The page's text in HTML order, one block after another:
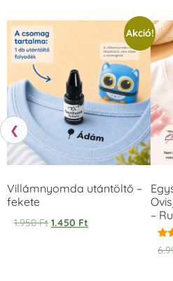
❮
Akció!
Villámnyomda utántöltő –
fekete
1.950Ft 1.450 Ft
–